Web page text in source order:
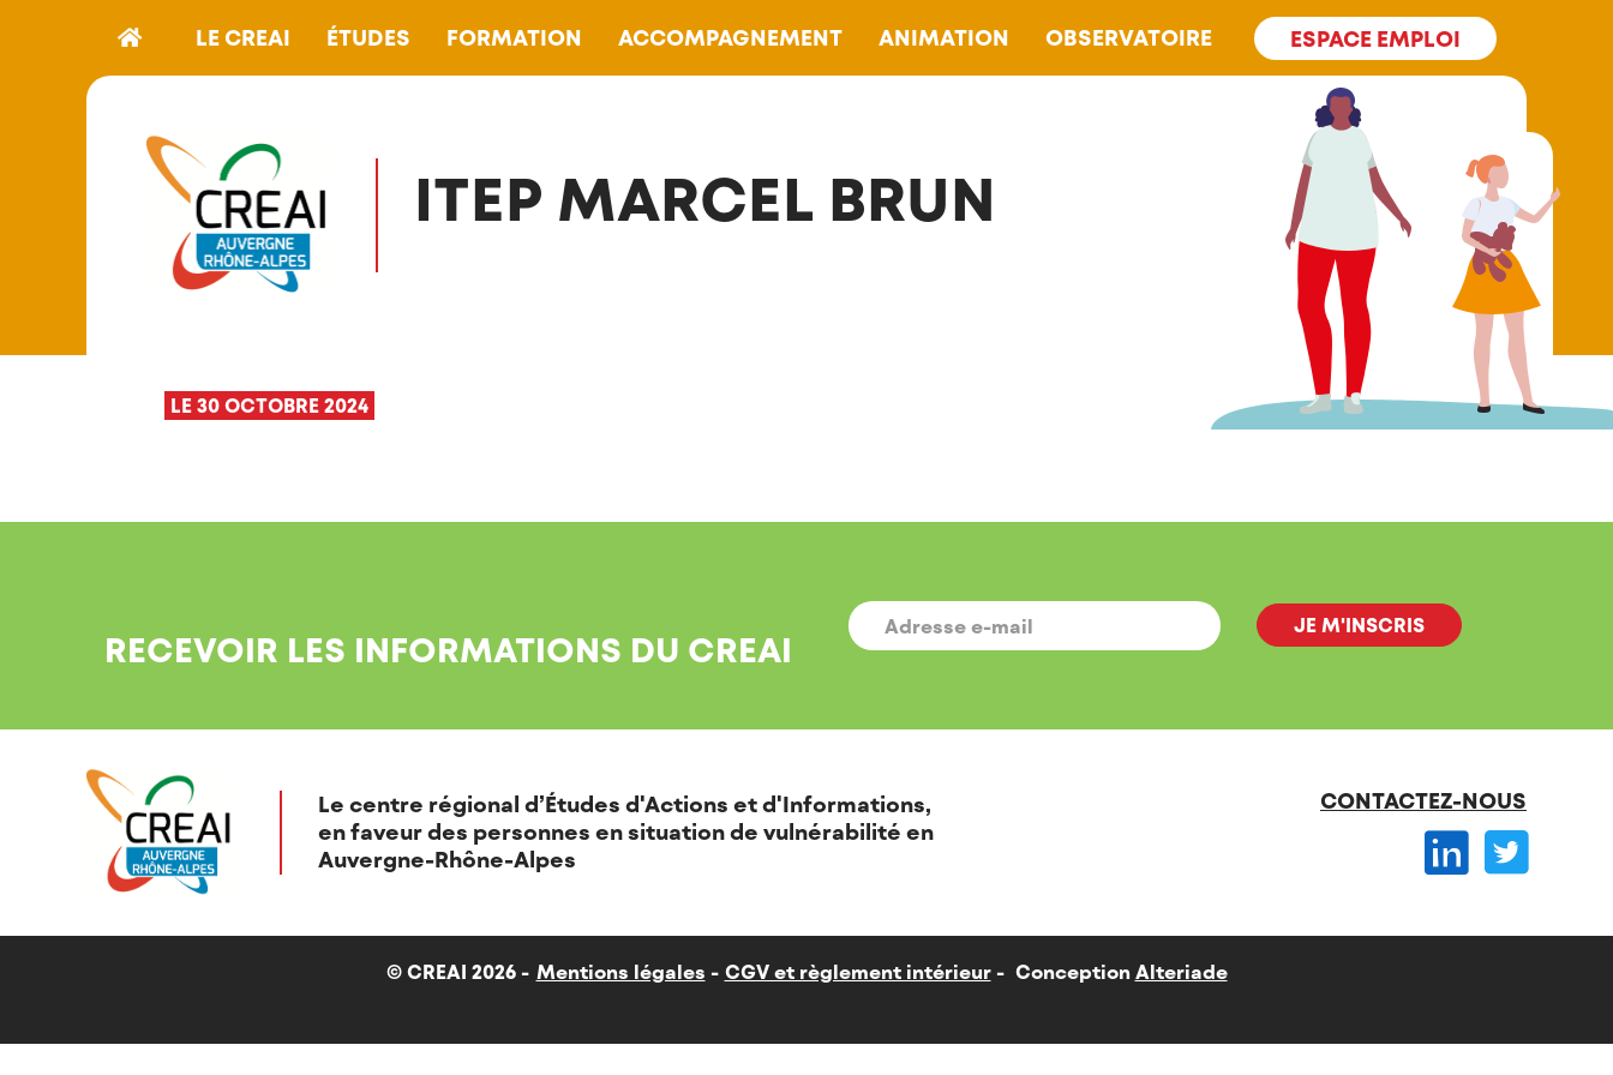
LE CREAI ÉTUDES FORMATION ACCOMPAGNEMENT ANIMATION OBSERVATOIRE ESPACE EMPLOI
ITEP MARCEL BRUN
LE 30 OCTOBRE 2024
RECEVOIR LES INFORMATIONS DU CREAI
E-
MAIL *
Le centre régional d’Études d'Actions et d'Informations,
en faveur des personnes en situation de vulnérabilité en
Auvergne-Rhône-Alpes
CONTACTEZ-NOUS
© CREAI 2026 - Mentions légales CGV et règlement intérieur Conception Alteriade